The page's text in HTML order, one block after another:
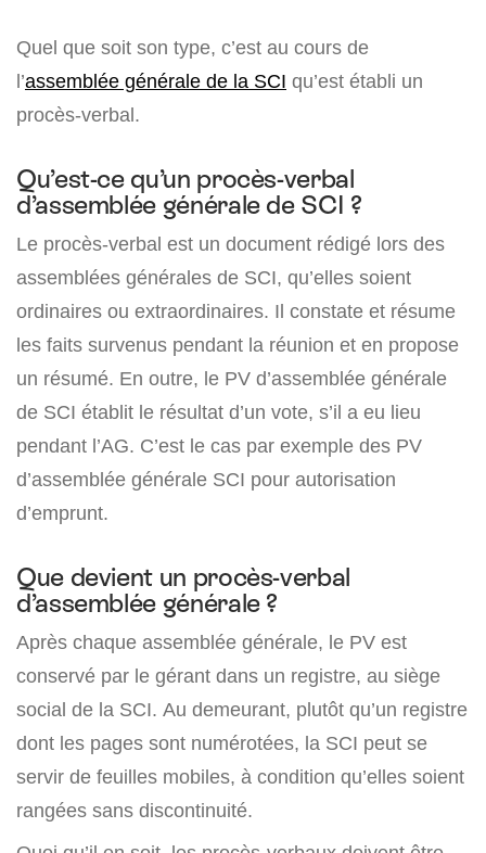
Quel que soit son type, c’est au cours de
l’assemblée générale de la SCI qu’est établi un
procès-verbal.
Qu’est-ce qu’un procès-verbal
d’assemblée générale de SCI ?
Le procès-verbal est un document rédigé lors des
assemblées générales de SCI, qu’elles soient
ordinaires ou extraordinaires. Il constate et résume
les faits survenus pendant la réunion et en propose
un résumé. En outre, le PV d’assemblée générale
de SCI établit le résultat d’un vote, s’il a eu lieu
pendant l’AG. C’est le cas par exemple des PV
d’assemblée générale SCI pour autorisation
d’emprunt.
Que devient un procès-verbal
d’assemblée générale ?
Après chaque assemblée générale, le PV est
conservé par le gérant dans un registre, au siège
social de la SCI. Au demeurant, plutôt qu’un registre
dont les pages sont numérotées, la SCI peut se
servir de feuilles mobiles, à condition qu’elles soient
rangées sans discontinuité.